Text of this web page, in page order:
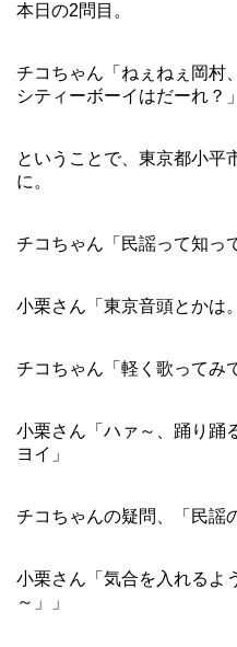
本日の2問目。
チコちゃん「ねぇねぇ岡村
シティーボーイはだーれ？」
ということで、東京都小平
に。
チコちゃん「民謡って知っ
小栗さん「東京音頭とかは
チコちゃん「軽く歌ってみ
小栗さん「ハァ～、踊り踊
ヨイ」
チコちゃんの疑問、「民謡
小栗さん「気合を入れるよ
～」」